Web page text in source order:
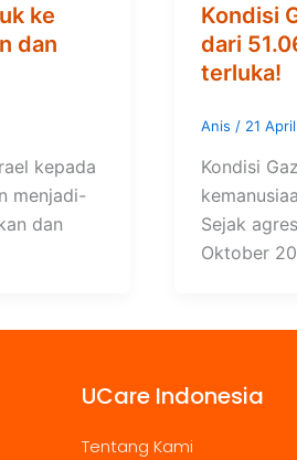
ke
dan
kepada
menjadi-
dan
Kondisi
dari
terluka!
Anis / 21
Kondisi
Sejak
Oktober
UCare Indonesia
Tentang Kami